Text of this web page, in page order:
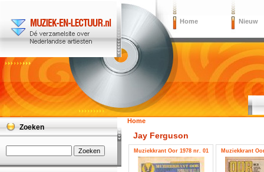
Home Nieuw
Home
Jay Ferguson
Muziekkrant Oor 1978 nr. 01 Muziekkrant
Zoeken